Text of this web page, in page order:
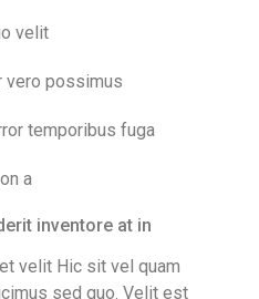
velit
vero possimus
temporibus fuga
a
inventore at in
et velit Hic sit vel quam
sed quo. Velit est